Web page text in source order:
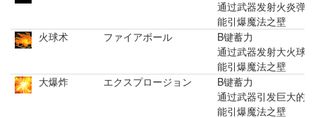
通过武器发射火炎弹
能引爆魔法之壁
火球术
ファイアボール
B键蓄力
通过武器发射大火球
能引爆魔法之壁
大爆炸
エクスプロージョン
B键蓄力
通过武器引发巨大的
能引爆魔法之壁